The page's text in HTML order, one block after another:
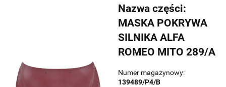
Nazwa części:
MASKA POKRYWA
SILNIKA ALFA
ROMEO MITO 289/A
Numer magazynowy:
139489/P4/B